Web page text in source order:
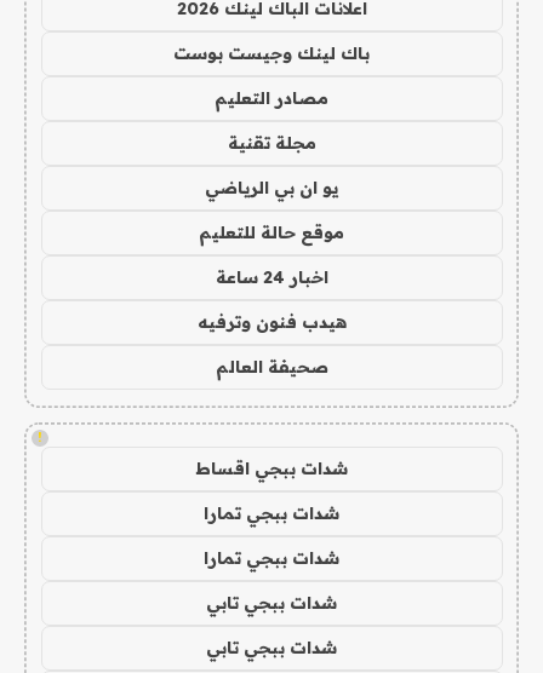
اعلانات الباك لينك 2026
باك لينك وجيست بوست
مصادر التعليم
مجلة تقنية
يو ان بي الرياضي
موقع حالة للتعليم
اخبار 24 ساعة
هيدب فنون وترفيه
صحيفة العالم
!
شدات ببجي اقساط
شدات ببجي تمارا
شدات ببجي تمارا
شدات ببجي تابي
شدات ببجي تابي